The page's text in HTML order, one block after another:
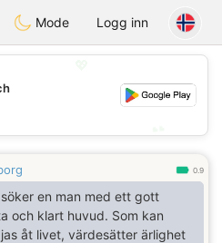
Mode Logg inn
0.9
en man med ett gott
och klart huvud. Som kan
åt livet, värdesätter ärlighet